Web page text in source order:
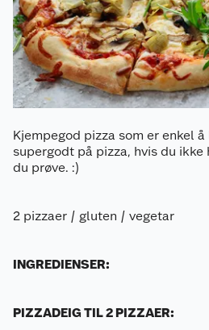
Kjempegod pizza som er enkel
supergodt på pizza, hvis du
du prøve. :)
2 pizzaer / gluten / vegetar
INGREDIENSER:
PIZZADEIG TIL 2 PIZZAER: